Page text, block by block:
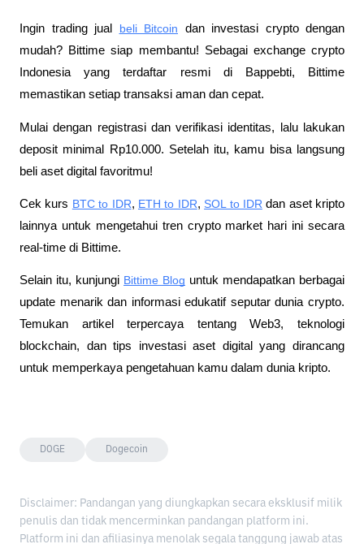
Ingin trading jual beli Bitcoin dan investasi crypto dengan
mudah? Bittime siap membantu! Sebagai exchange crypto
Indonesia yang terdaftar resmi di Bappebti, Bittime
memastikan setiap transaksi aman dan cepat.
Mulai dengan registrasi dan verifikasi identitas, lalu lakukan
deposit minimal Rp10.000. Setelah itu, kamu bisa langsung
beli aset digital favoritmu!
Cek kurs BTC to IDR, ETH to IDR, SOL to IDR dan aset kripto
lainnya untuk mengetahui tren crypto market hari ini secara
real-time di Bittime.
Selain itu, kunjungi Bittime Blog untuk mendapatkan berbagai
update menarik dan informasi edukatif seputar dunia crypto.
Temukan artikel terpercaya tentang Web3, teknologi
blockchain, dan tips investasi aset digital yang dirancang
untuk memperkaya pengetahuan kamu dalam dunia kripto.
DOGE Dogecoin
Disclaimer: Pandangan yang diungkapkan secara eksklusif milik
penulis dan tidak mencerminkan pandangan platform ini.
Platform ini dan afiliasinya menolak segala tanggung jawab atas